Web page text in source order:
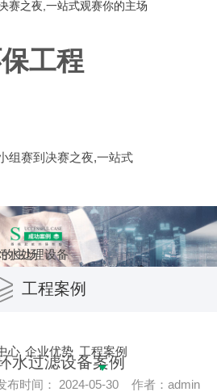
赛之夜,一站式观赛你的主场
工程
组赛到决赛之夜,一站式
主场
水处理设备
心 企业优势 工程案例
工程案例
水过滤设备案例
时间： 2024-05-30 作者：admin